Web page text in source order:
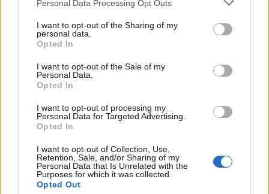
not limited to your visit or usage behaviour. You may click to
grant or deny consent to Google and its third-party tags to
use your data for below specified purposes in below Google
consent section.
Personal Data Processing Opt Outs
I want to opt-out of the Sharing of my
personal data.
Opted In
I want to opt-out of the Sale of my
Personal Data.
Opted In
I want to opt-out of processing my
Personal Data for Targeted Advertising.
Opted In
I want to opt-out of Collection, Use,
Retention, Sale, and/or Sharing of my
Personal Data that Is Unrelated with the
Purposes for which it was collected.
Opted Out